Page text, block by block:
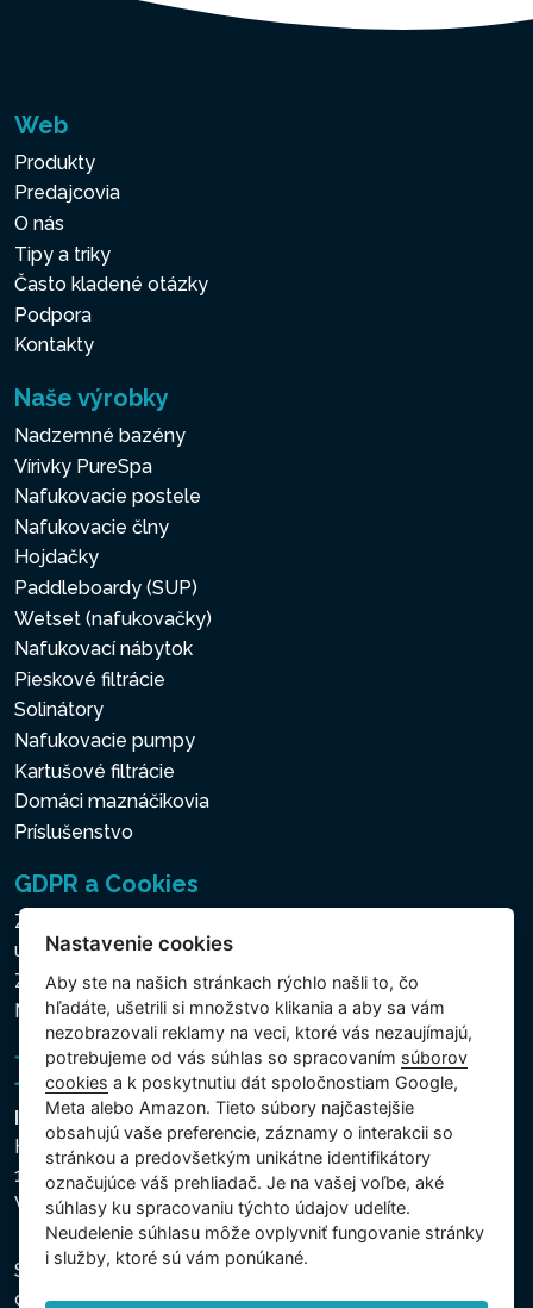
Web
Produkty
Predajcovia
O nás
Tipy a triky
Často kladené otázky
Podpora
Kontakty
Naše výrobky
Nadzemné bazény
Vírivky PureSpa
Nafukovacie postele
Nafukovacie člny
Hojdačky
Paddleboardy (SUP)
Wetset (nafukovačky)
Nafukovací nábytok
Pieskové filtrácie
Solinátory
Nafukovacie pumpy
Kartušové filtrácie
Domáci maznáčikovia
Príslušenstvo
GDPR a Cookies
Zásady ochrany osobných a ďalších spracovávaných
údajov
Zásady používania súborov cookies
Nastavenie cookies
Intex Trading, s.r.o.
Hradecká 2526/3
130 00 Praha 3
Vinohrady - Česká republika
Spoločnosť je zapísaná na Mestskom súde v Prahe,
oddiel C, vložka 74759, IČO 26150808, DIČ CZ26150808.
Nastavenie cookies
Aby ste na našich stránkach rýchlo našli to, čo
hľadáte, ušetrili si množstvo klikania a aby sa vám
nezobrazovali reklamy na veci, ktoré vás nezaujímajú,
potrebujeme od vás súhlas so spracovaním súborov
cookies a k poskytnutiu dát spoločnostiam Google,
Meta alebo Amazon. Tieto súbory najčastejšie
obsahujú vaše preferencie, záznamy o interakcii so
stránkou a predovšetkým unikátne identifikátory
označujúce váš prehliadač. Je na vašej voľbe, aké
súhlasy ku spracovaniu týchto údajov udelíte.
Neudelenie súhlasu mȏže ovplyvniť fungovanie stránky
i služby, ktoré sú vám ponúkané.